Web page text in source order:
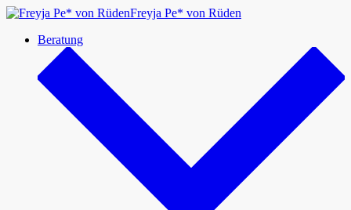
Zum
springen
Freyja Pe* von Rüden
Beratung